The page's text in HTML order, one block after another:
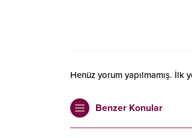
Henüz yorum yapılmamış. İlk
Benzer Konular